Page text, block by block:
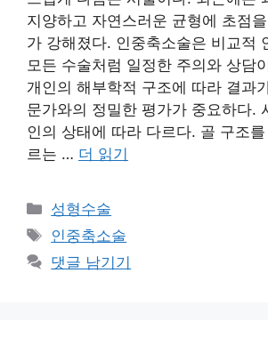
지양하고 자연스러운 균형에 초점
가 강해졌다. 인중축소술은 비교적
모든 수술처럼 일정한 주의와 상담
개인의 해부학적 구조에 따라 결과
문가와의 정밀한 평가가 중요하다.
인의 상태에 따라 다르다. 골 구조
르는 … 더 읽기
카
테
리
성형수술
태
그
인중축소술
댓글 남기기